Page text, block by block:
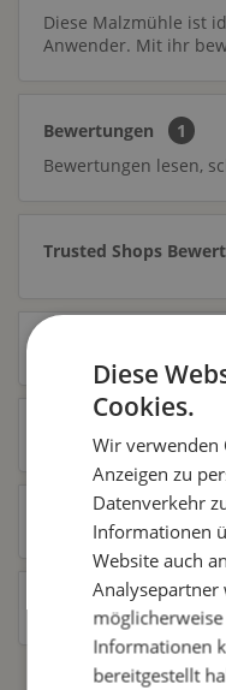
Diese Malzmühle ist
Anwender. Mit ihr
Bewertungen
1
Bewertungen lesen,
Trusted Shops
Ähnliche Artikel
Kunden kauften auch
Kunden haben sich
Diese
Cookies.
Wir verwenden
Anzeigen zu
Datenverkehr
Informationen
Website auch
Analysepartner
Informationen
bereitgestellt